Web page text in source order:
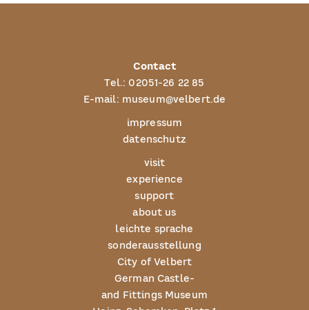
Contact
Tel.: 02051-26 22 85
E-mail: museum@velbert.de
impressum
datenschutz
visit
experience
support
about us
leichte sprache
sonderausstellung
City of Velbert
German Castle-
and Fittings Museum